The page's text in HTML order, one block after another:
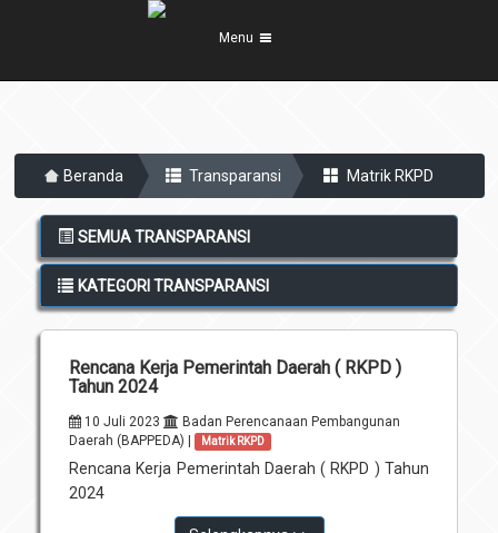
Menu
Visi Misi
Lambang Kota
Demografis
Geografis
Pemerintahan 8
Eksekutif
Legislatif
Perangkat Daerah
Desa
Kelurahan
Berita Kota
Transparansi
Agenda
Pengumuman
Beranda Transparansi Matrik RKPD
SEMUA TRANSPARANSI
KATEGORI TRANSPARANSI
Rencana Kerja Pemerintah Daerah ( RKPD )
Tahun 2024
10 Juli 2023
Badan Perencanaan Pembangunan
Daerah (BAPPEDA) |
Matrik RKPD
Rencana Kerja Pemerintah Daerah ( RKPD ) Tahun
2024